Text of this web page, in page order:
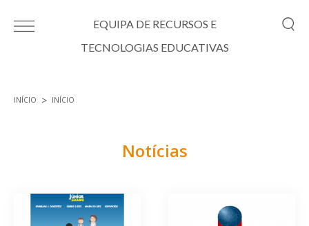
EQUIPA DE RECURSOS E
TECNOLOGIAS EDUCATIVAS
INÍCIO INÍCIO
Notícias
Páginas